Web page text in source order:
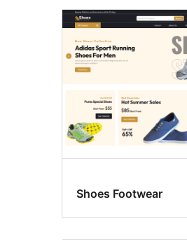
Shoes Footwear